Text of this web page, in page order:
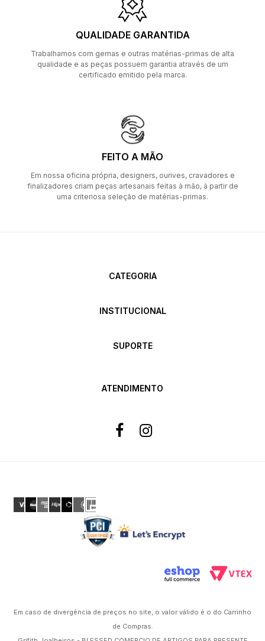
QUALIDADE GARANTIDA
Trabalhamos com gemas e outras matérias-primas de alta
qualidade e as peças possuem garantia através de um
certificado emitido pela marca.
FEITO A MÃO
Em nossa oficina própria, designers, ourives, cravadores e
finalizadores criam peças artesanais feitas à mão, à partir de
uma criteriosa seleção de matérias-primas.
CATEGORIA
INSTITUCIONAL
SUPORTE
ATENDIMENTO
Em caso de divergência de preços no site, o valor válido é o do Carrinho
de Compras.